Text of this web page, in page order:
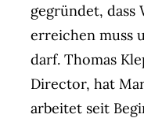
gegründet, dass
erreichen muss
darf. Thomas
Director, hat
arbeitet seit